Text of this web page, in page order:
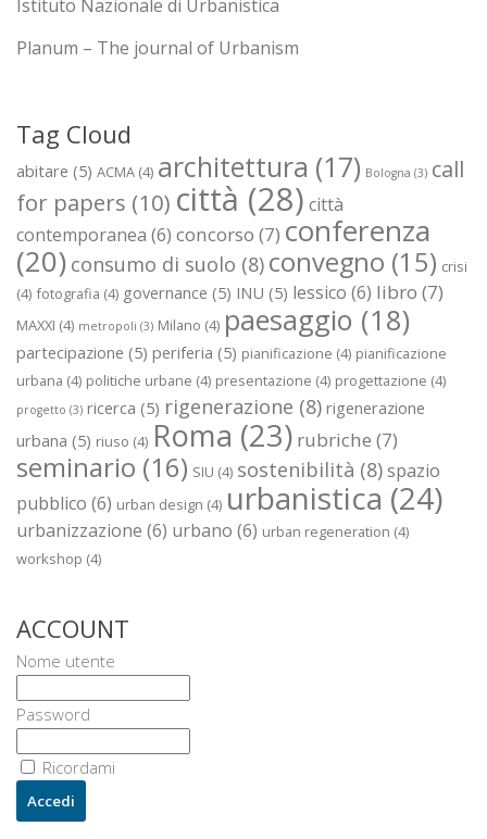
Istituto Nazionale di Urbanistica
Planum – The journal of Urbanism
Tag Cloud
abitare (5) ACMA (4) architettura (17) Bologna (3) call
for papers (10) città (28) città
contemporanea (6) concorso (7) conferenza
(20) consumo di suolo (8) convegno (15) crisi
(4) fotografia (4) governance (5) INU (5) lessico (6) libro (7)
MAXXI (4) metropoli (3) Milano (4) paesaggio (18)
partecipazione (5) periferia (5) pianificazione (4) pianificazione
urbana (4) politiche urbane (4) presentazione (4) progettazione (4)
progetto (3) ricerca (5) rigenerazione (8) rigenerazione
urbana (5) riuso (4) Roma (23) rubriche (7)
seminario (16) SIU (4) sostenibilità (8)spazio
pubblico (6) urban design (4) urbanistica (24)
urbanizzazione (6) urbano (6) urban regeneration (4)
workshop (4)
ACCOUNT
Nome utente
Password
Ricordami